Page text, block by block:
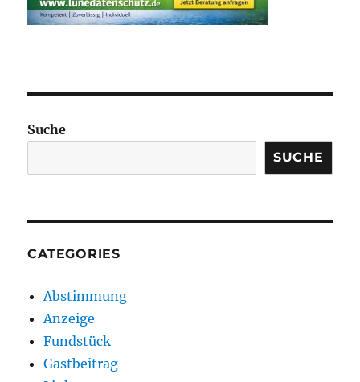
Suche
SUCHE
CATEGORIES
Abstimmung
Anzeige
Fundstück
Gastbeitrag